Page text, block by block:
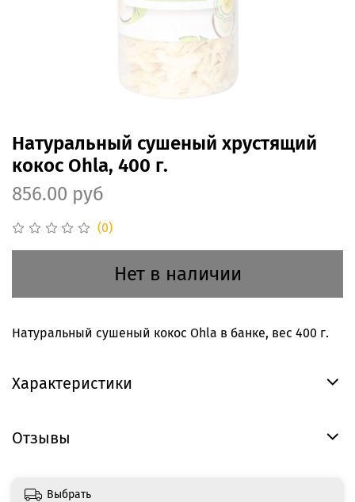
(0)
Натуральный сушеный хрустящий
кокос Ohla, 400 г.
856.00 руб
Нет в наличии
Натуральный сушеный кокос Ohla в банке, вес 400 г.
Характеристики
Отзывы
Выбрать